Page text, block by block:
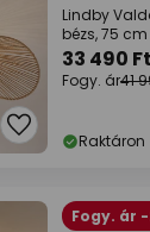
Lindby
bézs, 75
33 490 Ft
Fogy. ár41
Raktáron
Fogy. ár -